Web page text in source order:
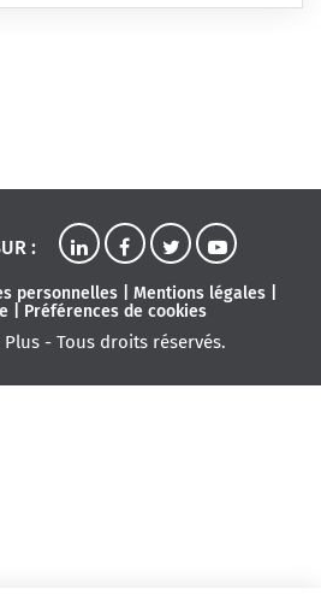
:
personnelles| Mentions légales|
Préférences de cookies
- Tous droits réservés.